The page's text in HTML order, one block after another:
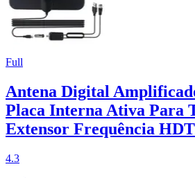
Full
Antena Digital
Placa Interna Ativa Para
Extensor Frequência
4.3